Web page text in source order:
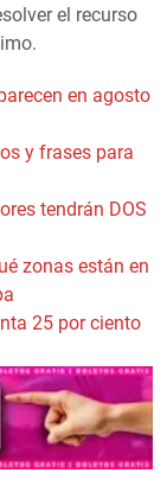
el recurso
en agosto
y frases para
tendrán DOS
zonas están en
25 por ciento